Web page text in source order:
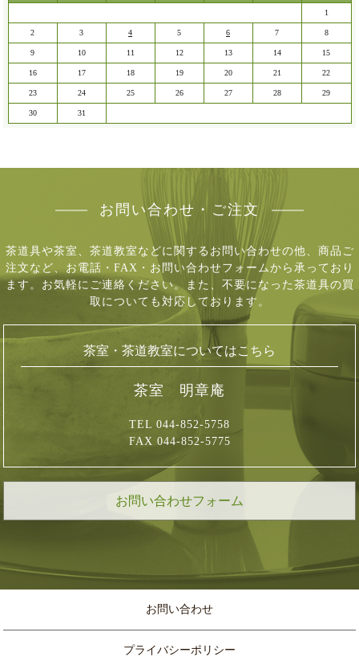
1
2 3 4 5 6 7 8
9 10 11 12 13 14 15
16 17 18 19 20 21 22
23 24 25 26 27 28 29
30 31
お問い合わせ・ご注文
茶道具や茶室、茶道教室などに関するお問い合わせの他、商品ご
注文など、 お電話・FAX・お問い合わせフォームから承っており
ます。お気軽にご連絡ください。 また、不要になった茶道具の買
取についても対応しております。
茶室・茶道教室についてはこちら
茶室 明章庵
TEL 044-852-5758
FAX 044-852-5775
お問い合わせフォーム
お問い合わせ
プライバシーポリシー